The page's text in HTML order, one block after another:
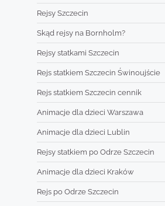
Rejsy Szczecin
Skąd rejsy na Bornholm?
Rejsy statkami Szczecin
Rejs statkiem Szczecin Świnoujście
Rejs statkiem Szczecin cennik
Animacje dla dzieci Warszawa
Animacje dla dzieci Lublin
Rejsy statkiem po Odrze Szczecin
Animacje dla dzieci Kraków
Rejs po Odrze Szczecin